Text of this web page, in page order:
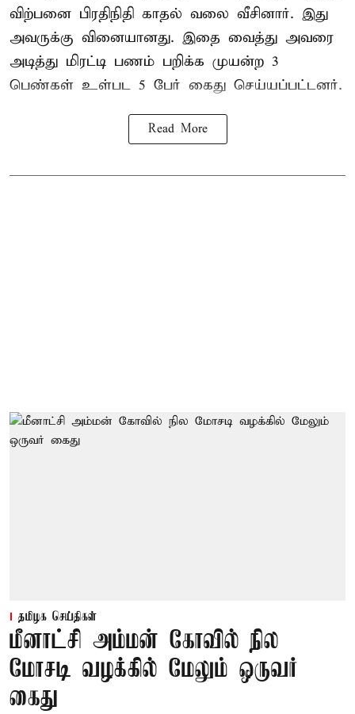
விற்பனை பிரதிநிதி காதல் வலை வீசினார். இது
அவருக்கு வினையானது. இதை வைத்து அவரை
அடித்து மிரட்டி பணம் பறிக்க முயன்ற 3
பெண்கள் உள்பட 5 பேர் கைது செய்யப்பட்டனர்.
Read More
தமிழக செய்திகள்
மீனாட்சி அம்மன் கோவில் நில
மோசடி வழக்கில் மேலும் ஒருவர்
கைது